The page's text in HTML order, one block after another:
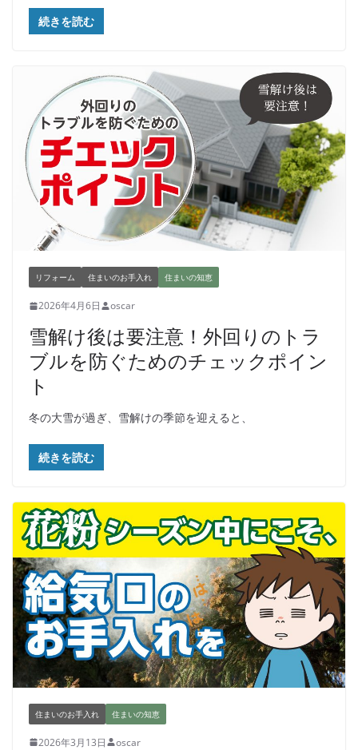
続きを読む
リフォーム 住まいのお手入れ 住まいの知恵
2026年4月6日 oscar
雪解け後は要注意！外回りのトラ
ブルを防ぐためのチェックポイン
ト
冬の大雪が過ぎ、雪解けの季節を迎えると、
続きを読む
住まいのお手入れ 住まいの知恵
2026年3月13日 oscar